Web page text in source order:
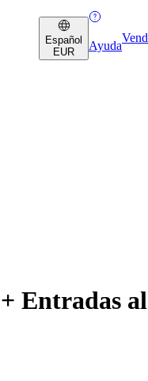
Español
EUR
Ayuda
Entradas